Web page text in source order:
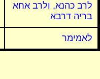
לרב כהנא, ולרב אחא
בריה דרבא
לאמימר